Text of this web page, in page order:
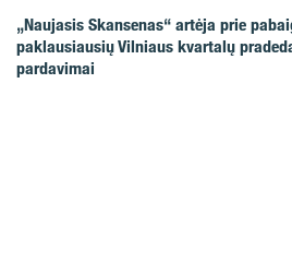
„Naujasis Skansenas“ artėja prie
paklausiausių Vilniaus kvartalų
pardavimai